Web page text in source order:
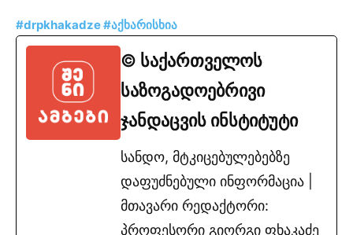
#drpkhakadze #აქხარისხია
© საქართველოს
საზოგადოებრივი
ჯანდაცვის ინსტიტუტი
სანდო, მტკიცებულებებზე
დაფუძნებული ინფორმაცია |
მთავარი რედაქტორი:
პროფესორი გიორგი ფხაკაძე